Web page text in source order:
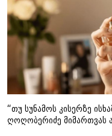
“თუ სუნამოს კისერზე
ღოღობერიძე მიმართვას